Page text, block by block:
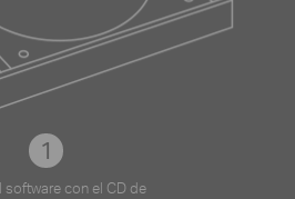
1
software con el CD de